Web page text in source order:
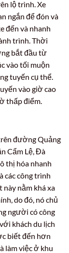
lộ trình. Xe
ngắn để đón và
đến và nhanh
trình. Thời
bắt đầu từ
vào tối muộn
tuyến cụ thể.
vào giờ cao
thấp điểm.
đường Quảng
Cẩm Lệ, Đà
thị hóa nhanh
các công trình
này nằm khá xa
do đó, nó chủ
người có công
khách du lịch
biết đến hơn
làm việc ở khu